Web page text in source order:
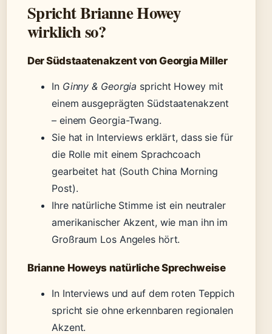
Spricht Brianne Howey
wirklich so?
Der Südstaatenakzent von Georgia Miller
In Ginny & Georgia spricht Howey mit
einem ausgeprägten Südstaatenakzent
– einem Georgia-Twang.
Sie hat in Interviews erklärt, dass sie für
die Rolle mit einem Sprachcoach
gearbeitet hat (South China Morning
Post).
Ihre natürliche Stimme ist ein neutraler
amerikanischer Akzent, wie man ihn im
Großraum Los Angeles hört.
Brianne Howeys natürliche Sprechweise
In Interviews und auf dem roten Teppich
spricht sie ohne erkennbaren regionalen
Akzent.